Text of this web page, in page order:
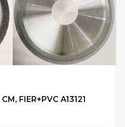
FIER+PVC A13121